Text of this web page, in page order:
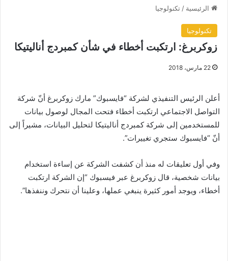
الرئيسية / تكنولوجيا
تكنولوجيا
زوكربرغ: ارتكبت أخطاء في شأن كمبردج أناليتيكا
22 مارس، 2018
أعلن الرئيس التنفيذي لشركة “فايسبوك” مارك زوكربرغ أنّ شركة
التواصل الاجتماعي ارتكبت أخطاء فتحت المجال لوصول بيانات
للمستخدمين إلى شركة كمبردج أناليتيكا لتحليل البيانات، مشيراً إلى
أنّ “فايسبوك ستجري تغييرات”.
وفي أول تعليقات له منذ أن كشفت الشركة عن إساءة استخدام
بيانات شخصية، قال زوكربرغ عبر فيسبوك “إن الشركة ارتكبت
أخطاء، ويوجد أمور كثيرة ينبغي عملها، وعلينا أن نتحرك وننفذها”.